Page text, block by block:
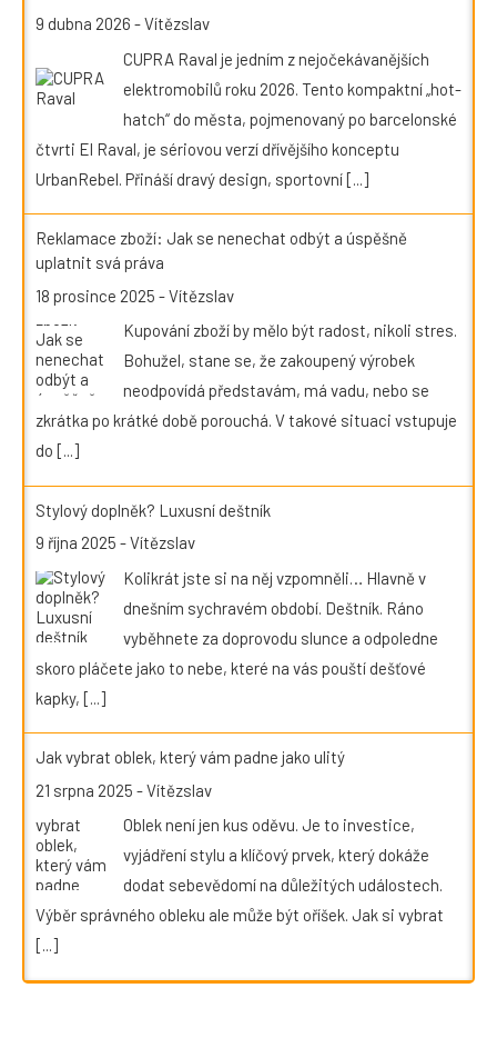
9 dubna 2026 -Vítězslav
CUPRA Raval je jedním z nejočekávanějších
elektromobilů roku 2026. Tento kompaktní „hot-
hatch“ do města, pojmenovaný po barcelonské
čtvrti El Raval, je sériovou verzí dřívějšího konceptu
UrbanRebel. Přináší dravý design, sportovní[...]
Reklamace zboží: Jak se nenechat odbýt a úspěšně
uplatnit svá práva
18 prosince 2025 -Vítězslav
Kupování zboží by mělo být radost, nikoli stres.
Bohužel, stane se, že zakoupený výrobek
neodpovídá představám, má vadu, nebo se
zkrátka po krátké době porouchá. V takové situaci vstupuje
do [...]
Stylový doplněk? Luxusní deštník
9 října 2025 -Vítězslav
Kolikrát jste si na něj vzpomněli… Hlavně v
dnešním sychravém období. Deštník. Ráno
vyběhnete za doprovodu slunce a odpoledne
skoro pláčete jako to nebe, které na vás pouští dešťové
kapky, [...]
Jak vybrat oblek, který vám padne jako ulitý
21 srpna 2025 -Vítězslav
Oblek není jen kus oděvu. Je to investice,
vyjádření stylu a klíčový prvek, který dokáže
dodat sebevědomí na důležitých událostech.
Výběr správného obleku ale může být oříšek. Jak si vybrat
[...]